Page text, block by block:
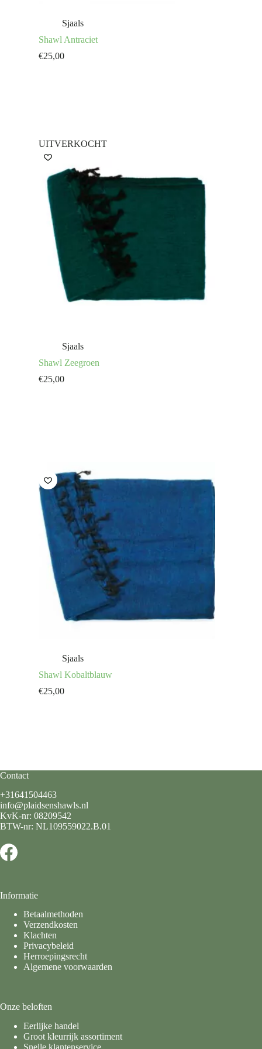
Sjaals
Shawl Antraciet
€25,00
UITVERKOCHT
Sjaals
Shawl Zeegroen
€25,00
Sjaals
Shawl Kobaltblauw
€25,00
Contact
+31641504463
info@plaidsenshawls.nl
KvK-nr: 08209542
BTW-nr: NL109559022.B.01
Informatie
Betaalmethoden
Verzendkosten
Klachten
Privacybeleid
Herroepingsrecht
Algemene voorwaarden
Onze beloften
Eerlijke handel
Groot kleurrijk assortiment